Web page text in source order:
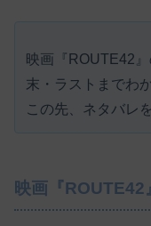
映画『ROUTE42
末・ラストまでわ
この先、ネタバレ
映画『ROUTE42